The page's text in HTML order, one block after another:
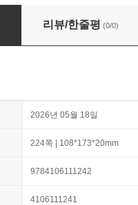
리뷰/한줄평 (0/0)
2026년 05월 18일
224쪽 | 108*173*20mm
9784106111242
4106111241